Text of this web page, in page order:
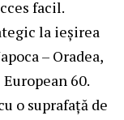
facil.
la ieșirea
– Oradea,
60.
o suprafață de